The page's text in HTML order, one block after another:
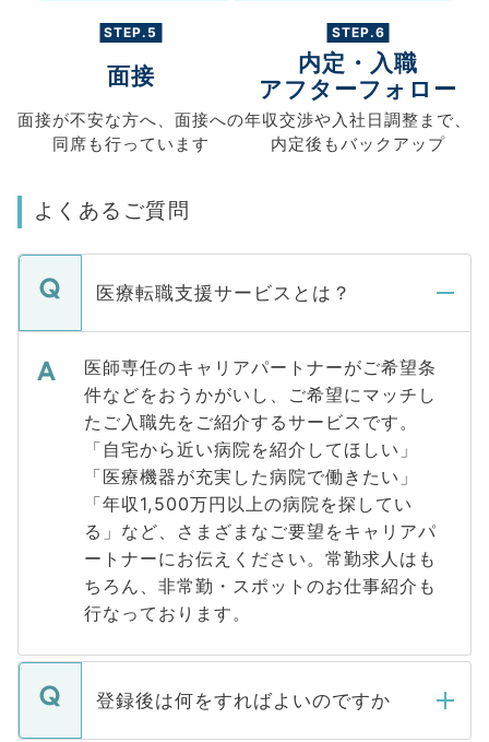
STEP.5
面接
面接が不安な方へ、 面接への
同席も行っています
STEP.6
内定・入職
アフターフォロー
年収交渉や入社日調整まで、
内定後もバックアップ
よくあるご質問
医療転職支援サービスとは？
医師専任のキャリアパートナーがご希望条
件などをおうかがいし、ご希望にマッチし
たご入職先をご紹介するサービスです。
「自宅から近い病院を紹介してほしい」
「医療機器が充実した病院で働きたい」
「年収1,500万円以上の病院を探してい
る」など、さまざまなご要望をキャリアパ
ートナーにお伝えください。常勤求人はも
ちろん、非常勤・スポットのお仕事紹介も
行なっております。
登録後は何をすればよいのですか